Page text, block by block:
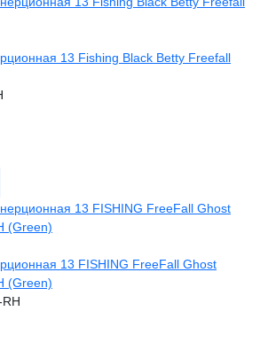
13 Fishing Black Betty Freefall
13 FISHING FreeFall Ghost
(Green)